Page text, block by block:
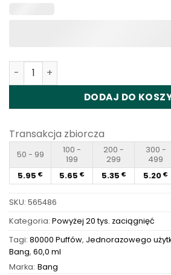
Ilość Bang Box 3in1 80K Puffs
DODAJ DO
Transakcja zbiorcza
50 - 99
100 -
199
200 -
299
300 -
499
5.95 € 5.65 € 5.35 € 5.20 €
SKU: 565486
Kategoria: Powyżej 20 tys. zaciągnięć
Tagi: 80000 Puffów, Jednorazowego
Bang, 60,0 ml
Marka: Bang